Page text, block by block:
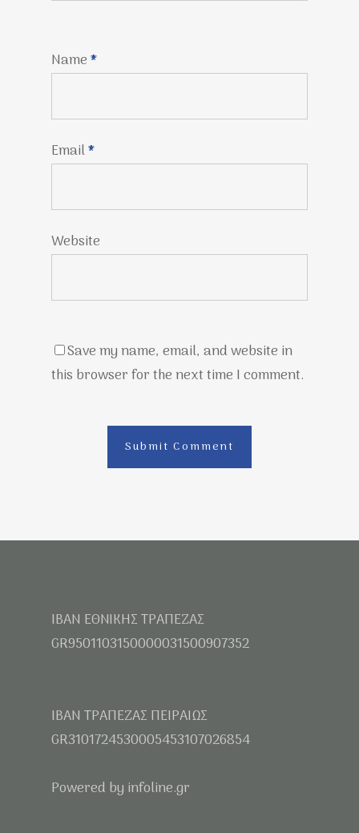
Name*
Email*
Website
Save my name, email, and website in
this browser for the next time I comment.
IBAN ΕΘΝΙΚΗΣ ΤΡΑΠΕΖΑΣ
GR9501103150000031500907352
IBAN ΤΡΑΠΕΖΑΣ ΠΕΙΡΑΙΩΣ
GR3101724530005453107026854
Powered by infoline.gr